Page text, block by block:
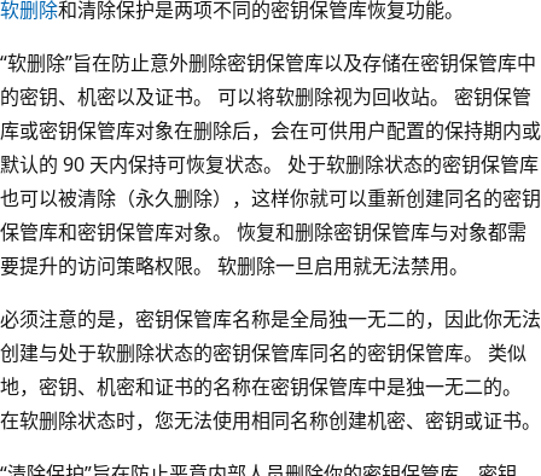
软删除和清除保护是两项不同的密钥保管库恢复功能。
“软删除”旨在防止意外删除密钥保管库以及存储在密钥保管库中
的密钥、机密以及证书。 可以将软删除视为回收站。 密钥保管
库或密钥保管库对象在删除后，会在可供用户配置的保持期内或
默认的 90 天内保持可恢复状态。 处于软删除状态的密钥保管库
也可以被清除 （永久删除），这样你就可以重新创建同名的密钥
保管库和密钥保管库对象。 恢复和删除密钥保管库与对象都需
要提升的访问策略权限。 软删除一旦启用就无法禁用。
必须注意的是，密钥保管库名称是全局独一无二的，因此你无法
创建与处于软删除状态的密钥保管库同名的密钥保管库。 类似
地，密钥、机密和证书的名称在密钥保管库中是独一无二的。
在软删除状态时，您无法使用相同名称创建机密、密钥或证书。